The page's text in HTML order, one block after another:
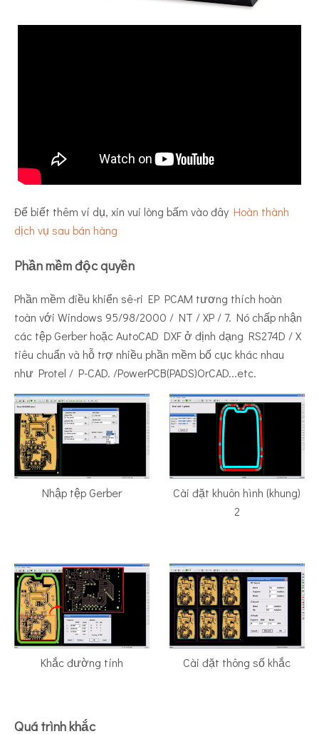
Để biết thêm ví dụ, xin vui lòng bấm vào đây Hoàn thành
dịch vụ sau bán hàng
Phần mềm độc quyền
Phần mềm điều khiển sê-ri EP PCAM tương thích hoàn
toàn với Windows 95/98/2000 / NT / XP / 7. Nó chấp nhận
các tệp Gerber hoặc AutoCAD DXF ở định dạng RS274D / X
tiêu chuẩn và hỗ trợ nhiều phần mềm bố cục khác nhau
như Protel / P-CAD. /PowerPCB(PADS)OrCAD...etc.
Nhập tệp Gerber
Cài đặt khuôn hình (khung)
2
Khắc đường tính Cài đặt thông số khắc
Quá trình khắc